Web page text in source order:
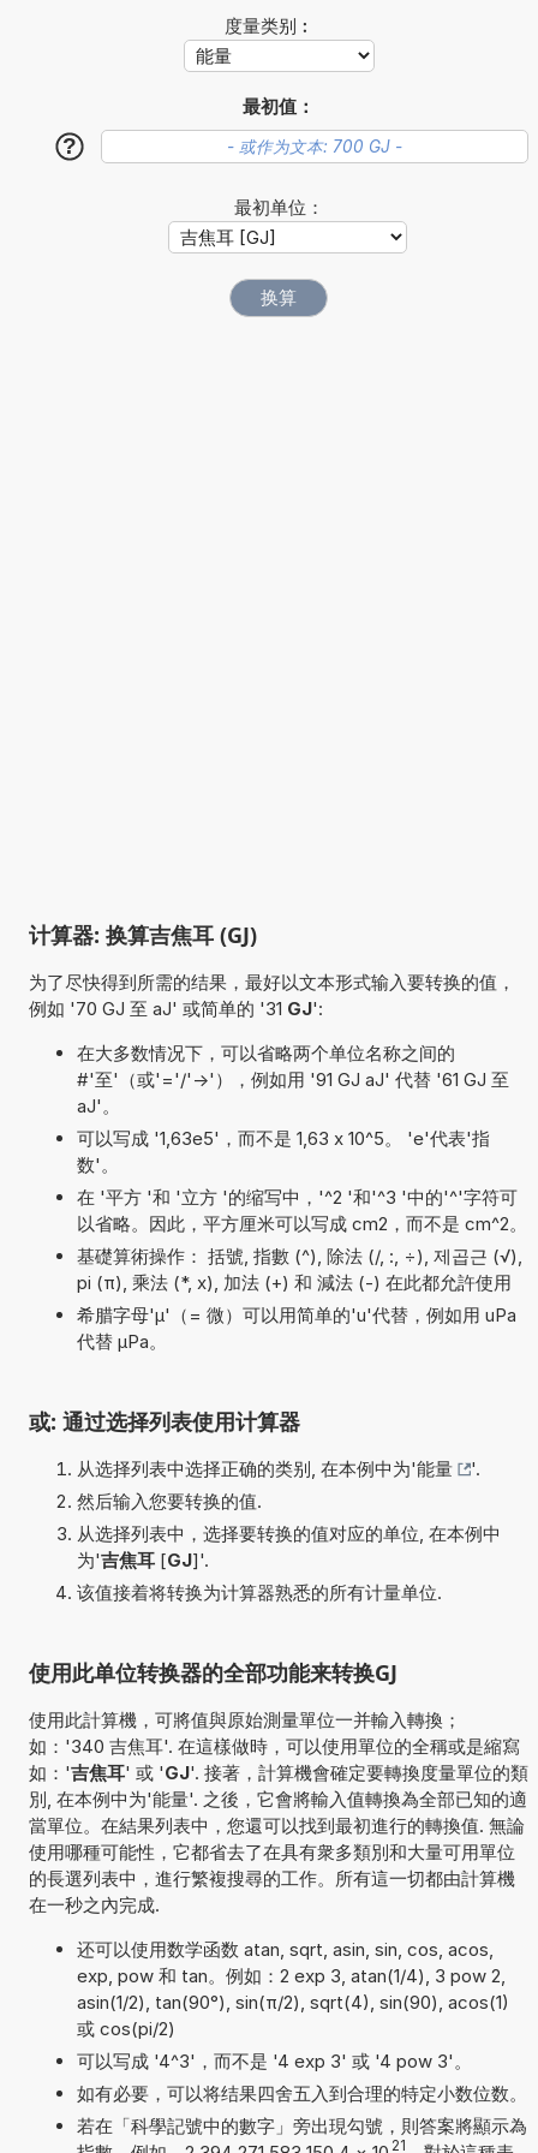
度量类别︰
最初值：
?
最初单位：
计算器: 换算吉焦耳 (GJ)
为了尽快得到所需的结果，最好以文本形式输入要转换的值，
例如 '70 GJ 至 aJ' 或简单的 '31 GJ':
在大多数情况下，可以省略两个单位名称之间的
#'至'（或'='/'->'），例如用 '91 GJ aJ' 代替 '61 GJ 至
aJ'。
可以写成 '1,63e5'，而不是 1,63 x 10^5。 'e'代表'指
数'。
在 '平方 '和 '立方 '的缩写中，'^2 '和'^3 '中的'^'字符可
以省略。因此，平方厘米可以写成 cm2，而不是 cm^2。
基礎算術操作： 括號, 指數 (^), 除法 (/, :, ÷), 제곱근 (√),
pi (π), 乘法 (*, x), 加法 (+) 和 減法 (-) 在此都允許使用
希腊字母'µ'（= 微）可以用简单的'u'代替，例如用 uPa
代替 µPa。
或: 通过选择列表使用计算器
从选择列表中选择正确的类别, 在本例中为'能量
'.
然后输入您要转换的值.
从选择列表中，选择要转换的值对应的单位, 在本例中
为'吉焦耳[GJ]'.
该值接着将转换为计算器熟悉的所有计量单位.
使用此单位转换器的全部功能来转换GJ
使用此計算機，可將值與原始測量單位一并輸入轉換；
如：'340 吉焦耳'. 在這樣做時，可以使用單位的全稱或是縮寫
如：'吉焦耳' 或 'GJ'. 接著，計算機會確定要轉換度量單位的類
別, 在本例中为'能量'. 之後，它會將輸入值轉換為全部已知的適
當單位。在結果列表中，您還可以找到最初進行的轉換值. 無論
使用哪種可能性，它都省去了在具有衆多類別和大量可用單位
的長選列表中，進行繁複搜尋的工作。所有這一切都由計算機
在一秒之內完成.
还可以使用数学函数 atan, sqrt, asin, sin, cos, acos,
exp, pow 和 tan。例如：2 exp 3, atan(1/4), 3 pow 2,
asin(1/2), tan(90°), sin(π/2), sqrt(4), sin(90), acos(1)
或 cos(pi/2)
可以写成 '4^3'，而不是 '4 exp 3' 或 '4 pow 3'。
如有必要，可以将结果四舍五入到合理的特定小数位数。
若在「科學記號中的數字」旁出現勾號，則答案將顯示為
21